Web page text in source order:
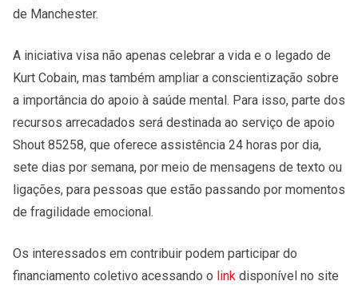
de Manchester.
A iniciativa visa não apenas celebrar a vida e o legado de
Kurt Cobain, mas também ampliar a conscientização sobre
a importância do apoio à saúde mental. Para isso, parte dos
recursos arrecadados será destinada ao serviço de apoio
Shout 85258, que oferece assistência 24 horas por dia,
sete dias por semana, por meio de mensagens de texto ou
ligações, para pessoas que estão passando por momentos
de fragilidade emocional.
Os interessados em contribuir podem participar do
financiamento coletivo acessando o link disponível no site